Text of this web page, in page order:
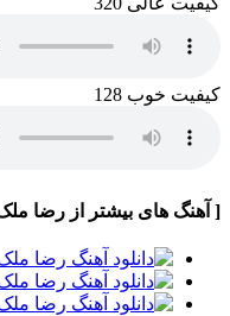
کیفیت خوب 128
[ آهنگ های بیشتر از رضا